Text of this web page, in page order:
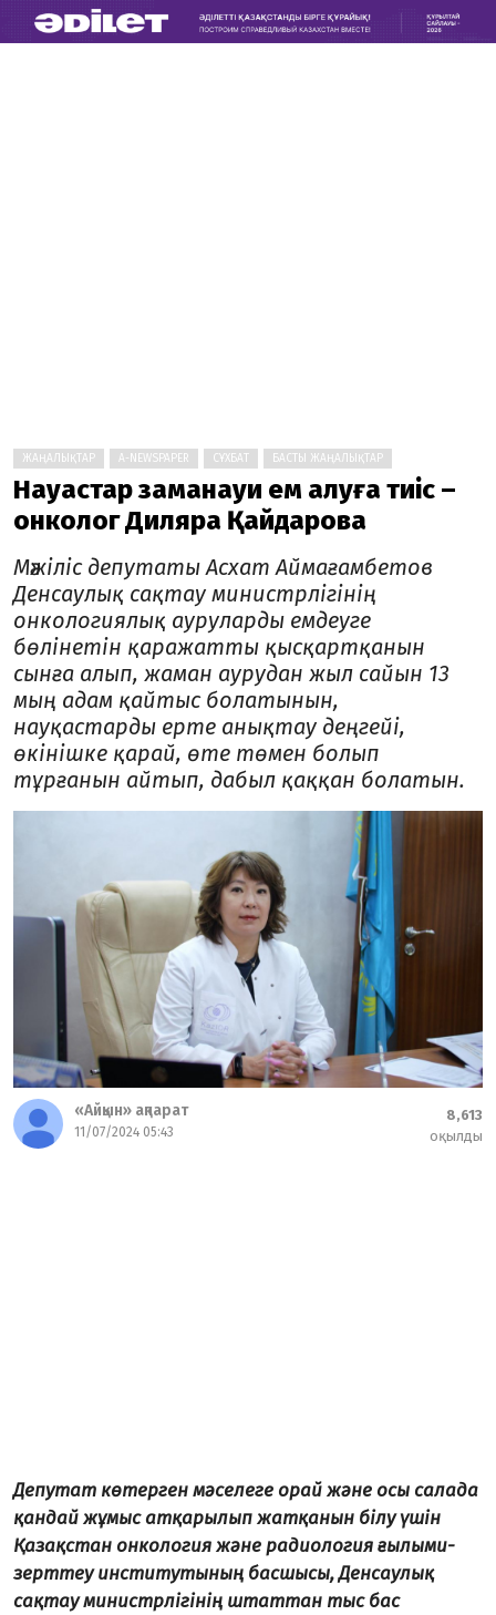
ЖАҢАЛЫҚТАР A-NEWSPAPER СҰХБАТ БАСТЫ ЖАҢАЛЫҚТАР
Науқастар заманауи ем алуға тиіс –
онколог Диляра Қайдарова
Мәжіліс депутаты Асхат Аймағамбетов
Денсаулық сақтау министрлігінің
онкологиялық ауруларды емдеуге
бөлінетін қаражатты қысқартқанын
сынға алып, жаман аурудан жыл сайын 13
мың адам қайтыс болатынын,
науқастарды ерте анықтау деңгейі,
өкінішке қарай, өте төмен болып
тұрғанын айтып, дабыл қаққан болатын.
«Айқын» ақпарат
11/07/2024 05:43
8,613
оқылды
Депутат көтерген мәселеге орай және осы салада
қандай жұмыс атқарылып жатқанын білу үшін
Қазақстан онкология және радиология ғылыми-
зерттеу институтының басшысы, Денсаулық
сақтау министрлігінің штаттан тыс бас